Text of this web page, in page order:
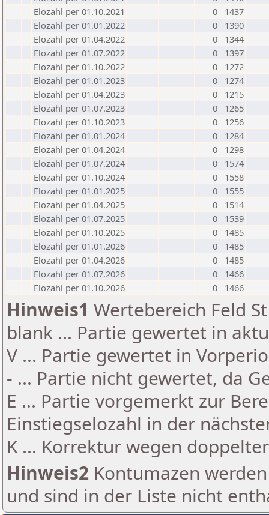
Elozahl per 01.10.2021
0
1437
Elozahl per 01.01.2022
0
1390
Elozahl per 01.04.2022
0
1344
Elozahl per 01.07.2022
0
1397
Elozahl per 01.10.2022
0
1272
Elozahl per 01.01.2023
0
1274
Elozahl per 01.04.2023
0
1215
Elozahl per 01.07.2023
0
1265
Elozahl per 01.10.2023
0
1256
Elozahl per 01.01.2024
0
1284
Elozahl per 01.04.2024
0
1298
Elozahl per 01.07.2024
0
1574
Elozahl per 01.10.2024
0
1558
Elozahl per 01.01.2025
0
1555
Elozahl per 01.04.2025
0
1514
Elozahl per 01.07.2025
0
1539
Elozahl per 01.10.2025
0
1485
Elozahl per 01.01.2026
0
1485
Elozahl per 01.04.2026
0
1485
Elozahl per 01.07.2026
0
1466
Elozahl per 01.10.2026
0 1466
Hinweis1 Wertebereich Feld
blank ... Partie gewertet in
V ... Partie gewertet in
- ... Partie nicht gewertet, da
E ... Partie vorgemerkt zur
Einstiegselozahl in der
K ... Korrektur wegen
Hinweis2 Kontumazen
und sind in der Liste nicht